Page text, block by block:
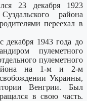
23 декабря 1923
района
переехал в
1943 года до
пулеметного
пулеметного
на 1-м и 2-м
Украины,
Венгрии. Был
в свою часть.